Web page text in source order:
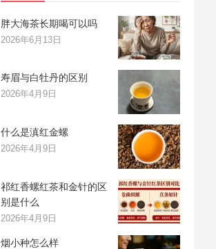
胖大海茶长期喝可以吗
2026年6月13日
寿眉与白牡丹的区别
2026年4月9日
什么是滇红金螺
2026年4月9日
祁红香螺红茶和金针的区
别是什么
2026年4月9日
烟小种怎么样